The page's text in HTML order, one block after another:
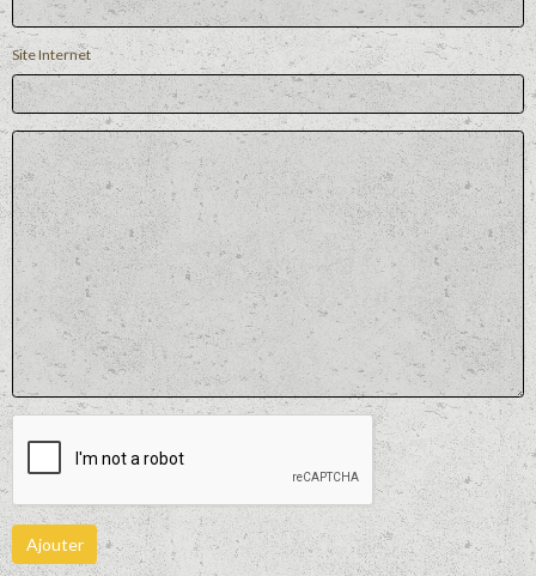
Site Internet
Ajouter